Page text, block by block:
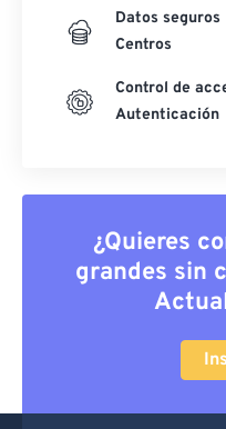
Datos seguros
Centros
Control de
Autenticación
¿Quieres
grandes sin